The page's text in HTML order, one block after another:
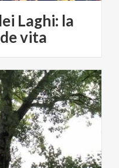
Laghi: la
vita